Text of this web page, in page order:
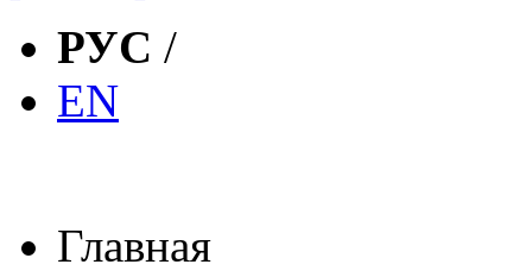
РУС /
EN
Главная